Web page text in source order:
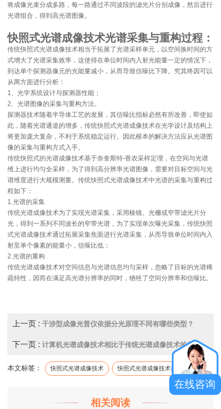
将成像光束分成多路，每一路通过不同波段的滤光片分别成像，然后进行
光谱组合，得到高光谱图像。
快照式光谱成像技术光谱采集与重构过程：
传统快照式光谱成像技术相当于拓展了光谱采样单元，以空间换时间的方
式增大了光谱采集效率，这使得在单位时间内入射光能量一定的情况下，
到达单个探测器像元的光能量减小，从而导致信噪比下降。究其终因可以
从两方面进行分析：
1、光学系统设计与探测器性能；
2、光谱图像的采集与重构方法。
探测器技术随着半导体工艺的发展，其信噪比指标必然有所改善，即使如
此，随着光谱通道的增多，传统快照式光谱成像技术在光学设计及结构上
将更加庞大复杂，不利于系统稳定运行。因此根本的解决方法应从光谱图
像的采集与重构方式入手。
传统快照式的光谱成像技术基于奈奎斯特-香农采样定理，在空间与光谱
维上进行均匀全采样，为了得到高分辨率光谱图像，需要对目标空间与光
谱维度进行大规模测量。传统快照式光谱成像技术中光谱的采集与重构过
程如下：
1.光谱的采集
传统光谱成像技术为了实现光谱采集，采用棱镜、光栅或窄带滤光片分
光，得到一系列不同波长的窄带光谱，为了实现单次曝光采集，传统快照
式光谱成像技术通过拓展采集焦面进行光谱采集，从而导致单位时间内入
射至单个像素的能量小，信噪比低；
2.光谱的重构
传统光谱成像技术对空间信息与光谱信息均匀采样，忽略了目标的光谱稀
疏特性，因而在满足高光谱分辨率的同时，牺牲了空间分辨率和信噪比。
上一页 : 干涉型成像光普仪依据分光原理不同有哪些类型？
下一页 : 计算机光谱成像技术相比于传统光谱成像技术的优势
本文标签： 快照式光谱成像技术 快照式光谱成像技术类型
相关阅读
在线咨询